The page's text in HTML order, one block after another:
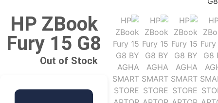
HP ZBook
Fury 15 G8
Out of Stock